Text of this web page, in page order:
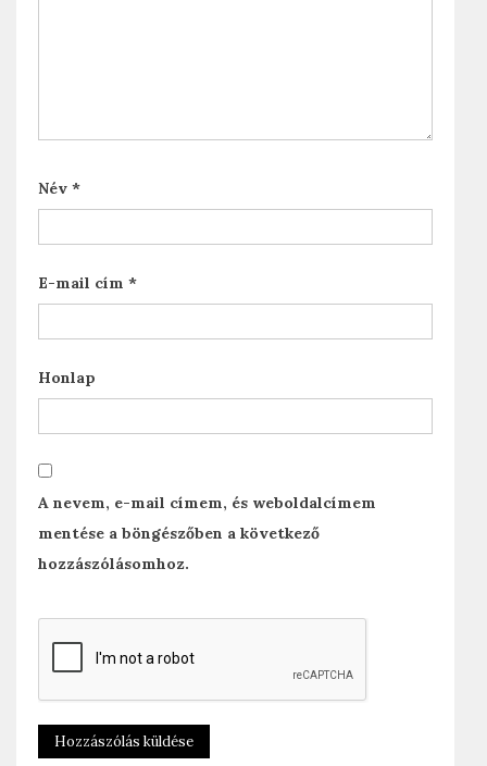
Név *
E-mail cím *
Honlap
A nevem, e-mail címem, és weboldalcímem
mentése a böngészőben a következő
hozzászólásomhoz.